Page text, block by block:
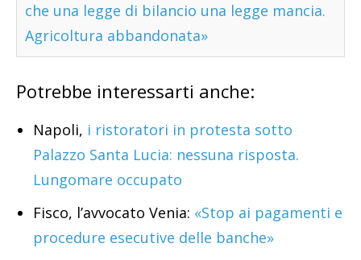
che una legge di bilancio una legge mancia.
Agricoltura abbandonata»
Potrebbe interessarti anche:
Napoli, i ristoratori in protesta sotto
Palazzo Santa Lucia: nessuna risposta.
Lungomare occupato
Fisco, l’avvocato Venia: «Stop ai pagamenti e
procedure esecutive delle banche»